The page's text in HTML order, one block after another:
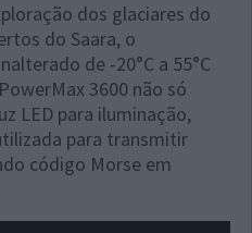
dos glaciares do
do Saara, o
de -20°C a 55°C
3600 não só
LED para iluminação,
para transmitir
código Morse em